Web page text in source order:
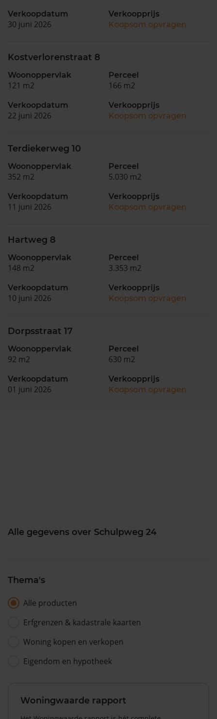
Verkoopdatum
30 juni 2026
Verkoopprijs
Koopsom opvragen
Kostverlorenstraat 8
Woonoppervlak
121 m2
Perceel
166 m2
Verkoopdatum
22 juni 2026
Verkoopprijs
Koopsom opvragen
Terdiekerweg 10
Woonoppervlak
352 m2
Perceel
5.030 m2
Verkoopdatum
11 juni 2026
Verkoopprijs
Koopsom opvragen
Hartweg 8
Woonoppervlak
148 m2
Perceel
3.353 m2
Verkoopdatum
10 juni 2026
Verkoopprijs
Koopsom opvragen
Dorpsstraat 17
Woonoppervlak
92 m2
Perceel
630 m2
Verkoopdatum
01 juni 2026
Verkoopprijs
Koopsom opvragen
Alle gegevens over Schulpweg 24
Thema's
Alle producten
Erfgrenzen & kadastrale kaarten
Woning kopen en verkopen
Eigendom en hypotheek
Woningwaarde rapport